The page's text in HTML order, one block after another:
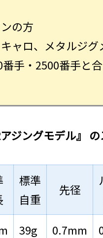
の方
ャロ、メタルジ
番手・2500番手と
ジングモデル』
標準
自重
先径
39g 0.7mm